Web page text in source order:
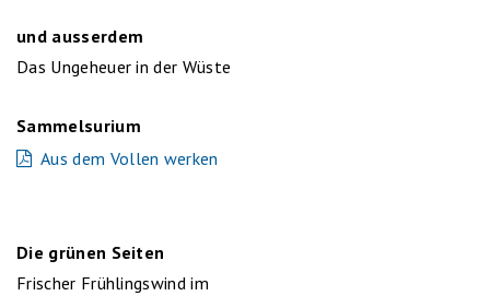
und ausserdem
Das Ungeheuer in der Wüste
Sammelsurium
Aus dem Vollen werken
Die grünen Seiten
Frischer Frühlingswind im